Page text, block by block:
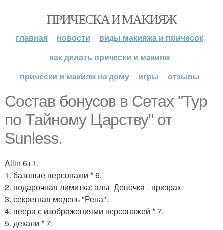
ПРИЧЕСКА И МАКИЯЖ
главная новости
виды макияжа и причесок
как делать прически и макияж
прически и макияж на дому
игры отзывы
Состав бонусов в Сетах "Тур
по Тайному Царству" от
Sunless.
Allin 6+1.
1. базовые персонажи * 6.
2. подарочная лимитка: альт. Девочка - призрак.
3. секретная модель "Рена".
4. веера с изображениями персонажей * 7.
5. декали * 7.